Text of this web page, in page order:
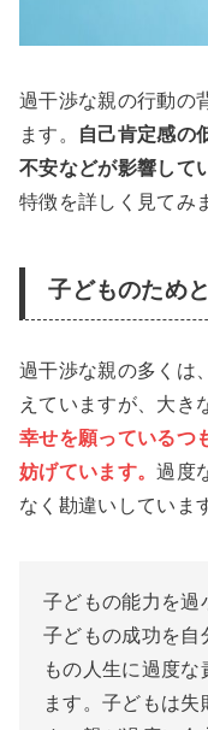
過干渉な親の行動の
ます。
自己肯定感の
不安などが影響して
特徴を詳しく見てみ
子どものため
過干渉な親の多くは
えていますが、大き
幸せを願っているつ
妨げています。過度
なく勘違いしていま
子どもの能力を過
子どもの成功を自
もの人生に過度
ます。子どもは